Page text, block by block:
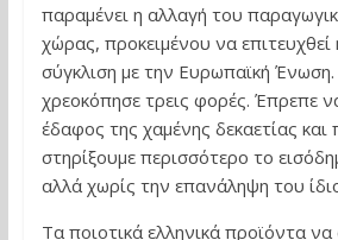
παραμένει η αλλαγή του
χώρας, προκειμένου να επιτευχθεί
σύγκλιση με την Ευρωπαϊκή
χρεοκόπησε τρεις φορές. Έπρεπε
έδαφος της χαμένης δεκαετίας
στηρίξουμε περισσότερο το
αλλά χωρίς την επανάληψη του
Τα ποιοτικά ελληνικά προϊόντα